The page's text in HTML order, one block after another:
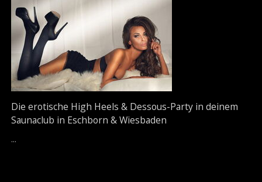
Die erotische High Heels & Dessous-Party in deinem
Saunaclub in Eschborn & Wiesbaden
...